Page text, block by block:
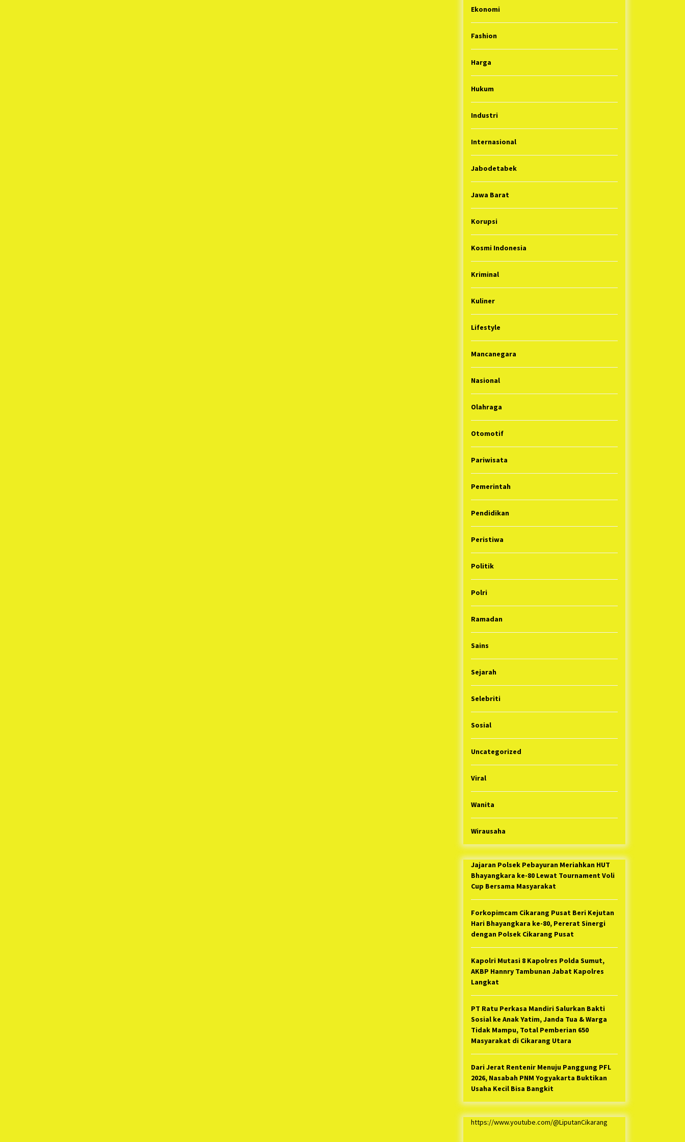
Ekonomi
Fashion
Harga
Hukum
Industri
Internasional
Jabodetabek
Jawa Barat
Korupsi
Kosmi Indonesia
Kriminal
Kuliner
Lifestyle
Mancanegara
Nasional
Olahraga
Otomotif
Pariwisata
Pemerintah
Pendidikan
Peristiwa
Politik
Polri
Ramadan
Sains
Sejarah
Selebriti
Sosial
Uncategorized
Viral
Wanita
Wirausaha
Jajaran Polsek Pebayuran Meriahkan HUT
Bhayangkara ke-80 Lewat Tournament Voli
Cup Bersama Masyarakat
Forkopimcam Cikarang Pusat Beri Kejutan
Hari Bhayangkara ke-80, Pererat Sinergi
dengan Polsek Cikarang Pusat
Kapolri Mutasi 8 Kapolres Polda Sumut,
AKBP Hannry Tambunan Jabat Kapolres
Langkat
PT Ratu Perkasa Mandiri Salurkan Bakti
Sosial ke Anak Yatim, Janda Tua & Warga
Tidak Mampu, Total Pemberian 650
Masyarakat di Cikarang Utara
Dari Jerat Rentenir Menuju Panggung PFL
2026, Nasabah PNM Yogyakarta Buktikan
Usaha Kecil Bisa Bangkit
https://www.youtube.com/@LiputanCikarang